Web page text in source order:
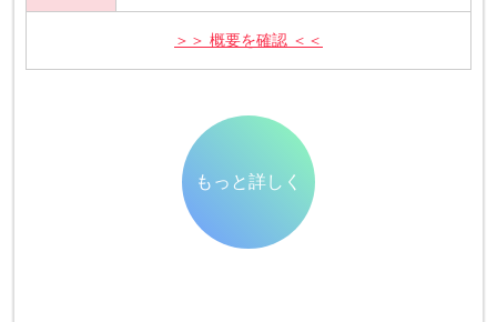
＞＞ 概要を確認 ＜＜
もっと詳しく